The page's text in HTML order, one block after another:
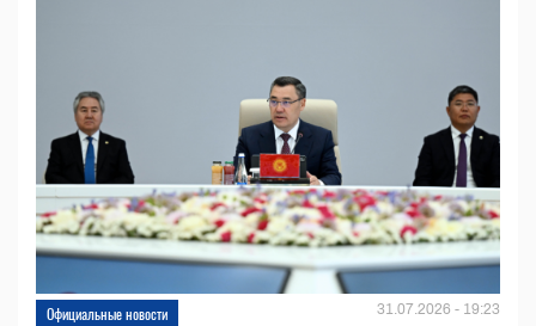
Официальные новости 31.07.2026 - 19:23